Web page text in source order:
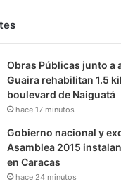
e
r
b
e
g
r
a
m
Obras Públicas junto a
Guaira rehabilitan 1.5
boulevard de Naiguatá
hace 17 minutos
Gobierno nacional y
Asamblea 2015
en Caracas
hace 24 minutos